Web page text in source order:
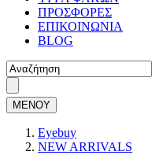
ΠΡΟΣΦΟΡΕΣ
ΕΠΙΚΟΙΝΩΝΙΑ
BLOG
ΜΕΝΟΥ
Eyebuy
NEW ARRIVALS